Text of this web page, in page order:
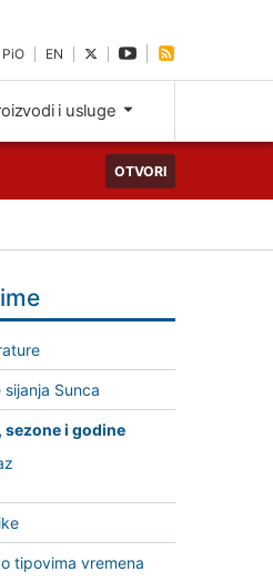
PiO EN
i usluge
OTVORI
Sunca
sezone i godine
tipovima vremena